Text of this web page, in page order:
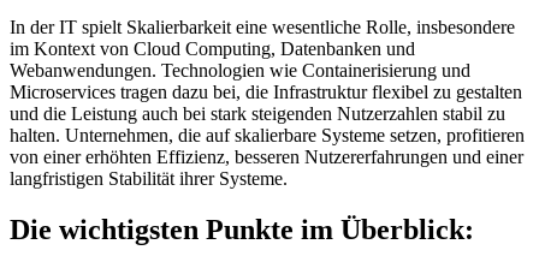
In der IT spielt Skalierbarkeit eine wesentliche Rolle, insbesondere
im Kontext von Cloud Computing, Datenbanken und
Webanwendungen. Technologien wie Containerisierung und
Microservices tragen dazu bei, die Infrastruktur flexibel zu gestalten
und die Leistung auch bei stark steigenden Nutzerzahlen stabil zu
halten. Unternehmen, die auf skalierbare Systeme setzen, profitieren
von einer erhöhten Effizienz, besseren Nutzererfahrungen und einer
langfristigen Stabilität ihrer Systeme.
Die wichtigsten Punkte im Überblick: